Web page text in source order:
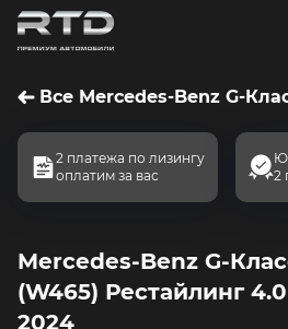
Все Mercedes-Benz G-
2 платежа по лизингу
оплатим за вас
2
Mercedes-Benz G-
(W465) Рестайлинг
2024